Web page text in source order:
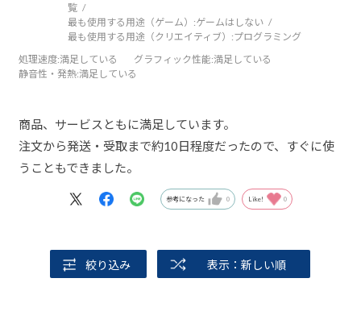
覧
最も使用する用途（ゲーム）:ゲームはしない
最も使用する用途（クリエイティブ）:プログラミング
処理速度:満足している グラフィック性能:満足している
静音性・発熱:満足している
商品、サービスともに満足しています。
注文から発送・受取まで約10日程度だったので、すぐに使
うこともできました。
参考になった 0 Like! 0
絞り込み 表示：新しい順